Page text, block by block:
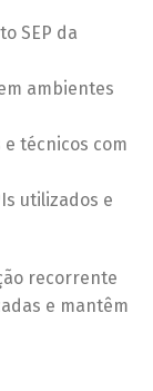
SEP da
ambientes
técnicos com
utilizados e
recorrente
e mantêm